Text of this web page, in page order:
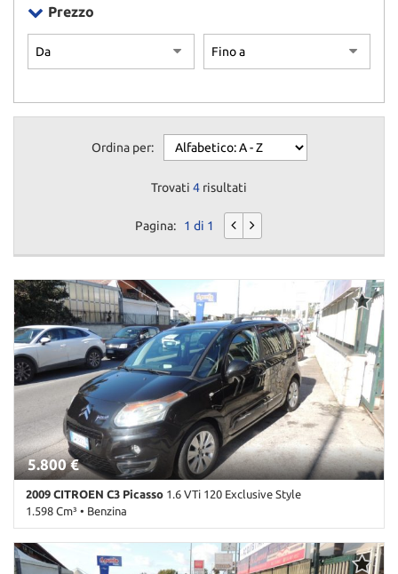
Prezzo
Ordina per:
Trovati 4 risultati
Pagina: 1 di 1
5.800 €
2009 CITROEN C3 Picasso 1.6 VTi 120 Exclusive Style
1.598 Cm³ • Benzina
176.000 Km • Cambio Manuale (5) • Nero metallizzato • 5 Porte •
ABS • Airbag • Airbag laterali • Airbag Passeggero • Airbag testa •